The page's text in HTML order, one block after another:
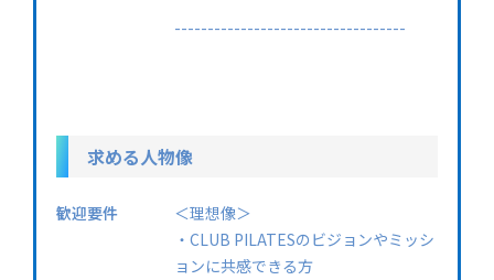
-----------------------------------
求める人物像
歓迎要件
＜理想像＞
・CLUB PILATESのビジョンやミッシ
ョンに共感できる方